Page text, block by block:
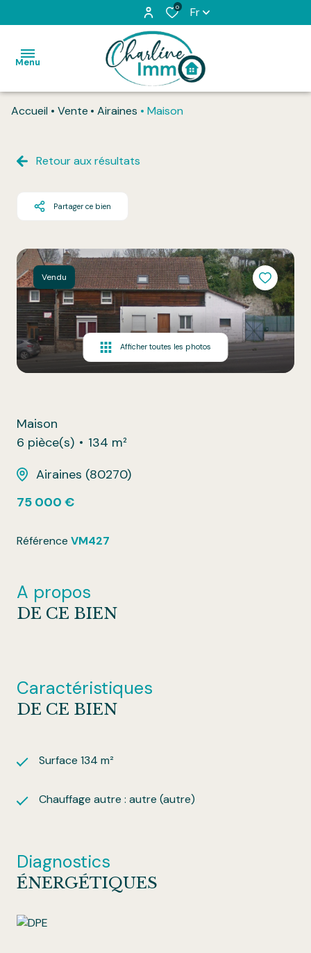
0 Fr
Menu
Acheter
L'équipe
Vendu
Honoraires
Contact
Accueil Vente Airaines Maison
Retour aux résultats
Partager ce bien
Vendu
Afficher toutes les photos
Maison
6 pièce(s)
134 m²
Airaines (80270)
75 000 €
Référence VM427
A propos
DE CE BIEN
Caractéristiques
DE CE BIEN
Surface 134 m²
Chauffage autre : autre (autre)
Diagnostics
ÉNERGÉTIQUES